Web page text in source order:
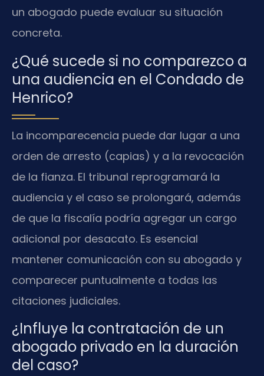
un abogado puede evaluar su situación
concreta.
¿Qué sucede si no comparezco a
una audiencia en el Condado de
Henrico?
La incomparecencia puede dar lugar a una
orden de arresto (capias) y a la revocación
de la fianza. El tribunal reprogramará la
audiencia y el caso se prolongará, además
de que la fiscalía podría agregar un cargo
adicional por desacato. Es esencial
mantener comunicación con su abogado y
comparecer puntualmente a todas las
citaciones judiciales.
¿Influye la contratación de un
abogado privado en la duración
del caso?